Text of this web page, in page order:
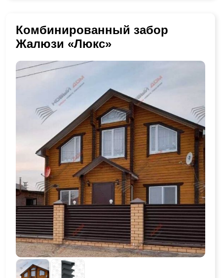
Комбинированный забор
Жалюзи «Люкс»